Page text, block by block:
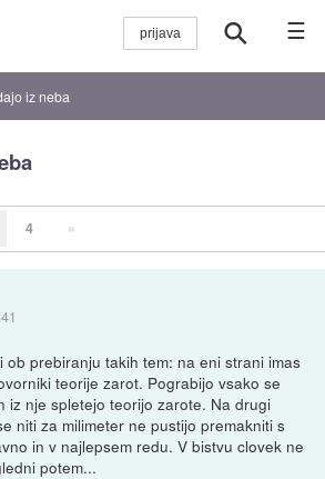
☰
iz neba
4 »
ob prebiranju takih tem: na eni strani imas
teorije zarot. Pograbijo vsako se
iz nje spletejo teorijo zarote. Na drugi
niti za milimeter ne pustijo premakniti s
in v najlepsem redu. V bistvu clovek ne
potem...